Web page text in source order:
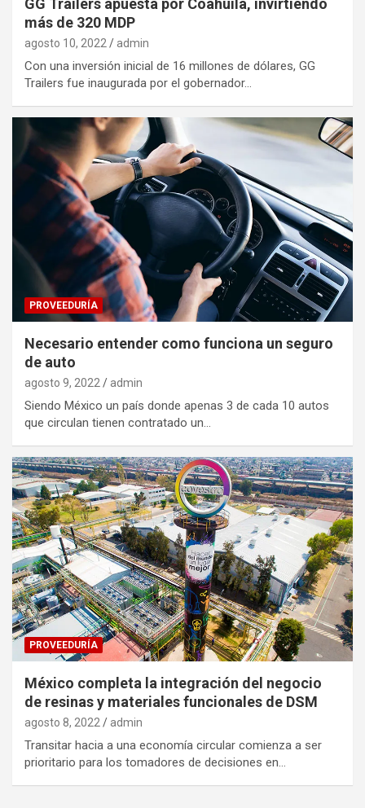
GG Trailers apuesta por Coahuila, invirtiendo
más de 320 MDP
agosto 10, 2022 admin
Con una inversión inicial de 16 millones de dólares, GG
Trailers fue inaugurada por el gobernador…
PROVEEDURÍA
Necesario entender como funciona un seguro
de auto
agosto 9, 2022 admin
Siendo México un país donde apenas 3 de cada 10 autos
que circulan tienen contratado un…
PROVEEDURÍA
México completa la integración del negocio
de resinas y materiales funcionales de DSM
agosto 8, 2022 admin
Transitar hacia a una economía circular comienza a ser
prioritario para los tomadores de decisiones en…